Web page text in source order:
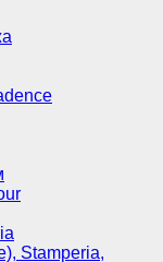
Stamperia,